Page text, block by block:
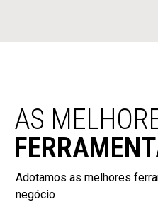
AS
Adotamos as melhores
negócio